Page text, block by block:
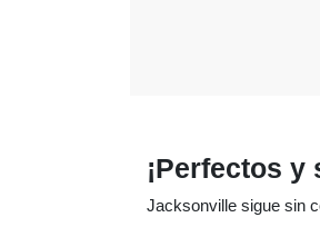
¡Perfectos
Jacksonville sigue sin